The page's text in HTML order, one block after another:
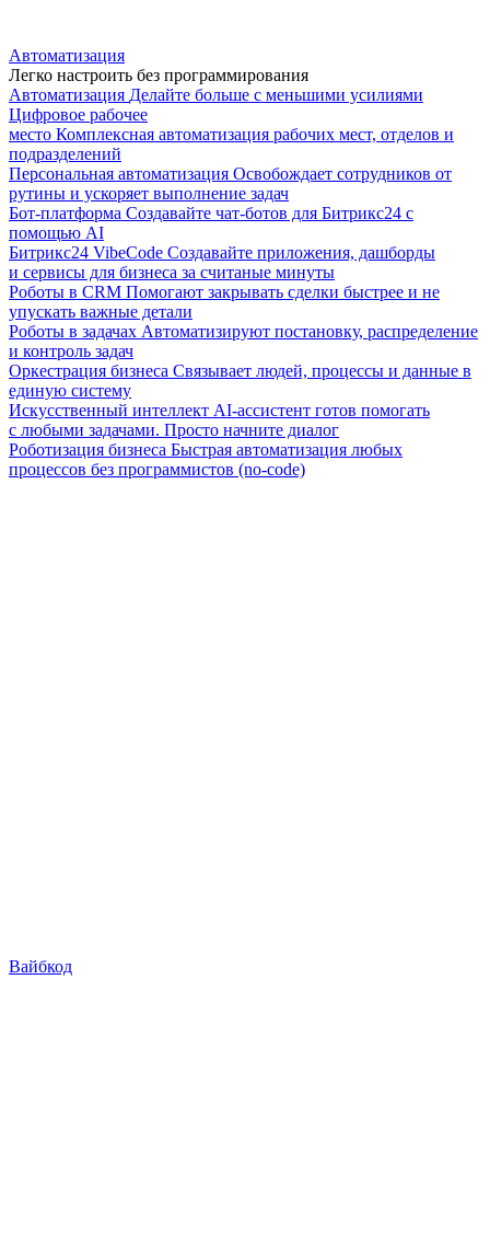
Автоматизация
Легко настроить без программирования
Автоматизация Делайте больше с меньшими усилиями
Цифровое рабочее
место Комплексная автоматизация рабочих мест, отделов и
подразделений
Персональная автоматизация Освобождает сотрудников от
рутины и ускоряет выполнение задач
Бот-платформа Создавайте чат-ботов для Битрикс24 с
помощью AI
Битрикс24 VibeCode Создавайте приложения, дашборды
и сервисы для бизнеса за считаные минуты
Роботы в CRM Помогают закрывать сделки быстрее и не
упускать важные детали
Роботы в задачах Автоматизируют постановку, распределение
и контроль задач
Оркестрация бизнеса Связывает людей, процессы и данные в
единую систему
Искусственный интеллект AI-ассистент готов помогать
с любыми задачами. Просто начните диалог
Роботизация бизнеса Быстрая автоматизация любых
процессов без программистов (no-code)
Вайбкод